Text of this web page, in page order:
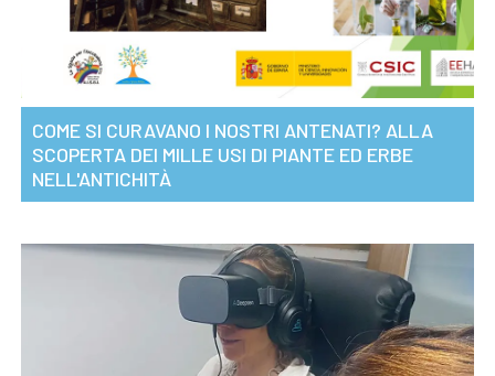
COME SI CURAVANO I NOSTRI ANTENATI? ALLA
SCOPERTA DEI MILLE USI DI PIANTE ED ERBE
NELL'ANTICHITÀ